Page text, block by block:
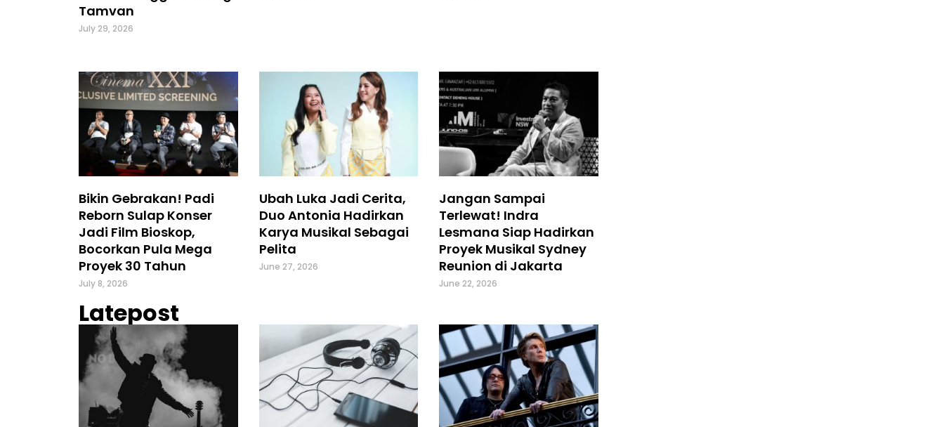
Tamvan
July 29, 2026
Bikin Gebrakan! Padi
Reborn Sulap Konser
Jadi Film Bioskop,
Bocorkan Pula Mega
Proyek 30 Tahun
July 8, 2026
Ubah Luka Jadi Cerita,
Duo Antonia Hadirkan
Karya Musikal Sebagai
Pelita
June 27, 2026
Jangan Sampai
Terlewat! Indra
Lesmana Siap Hadirkan
Proyek Musikal Sydney
Reunion di Jakarta
June 22, 2026
Latepost